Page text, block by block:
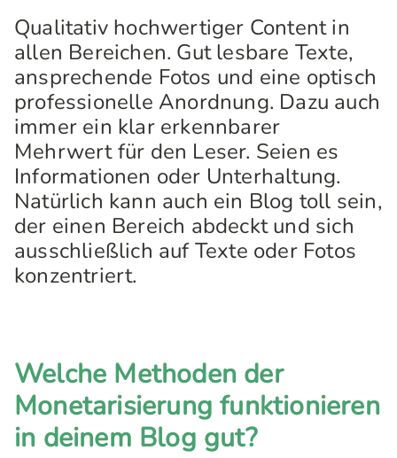
Qualitativ hochwertiger Content in
allen Bereichen. Gut lesbare Texte,
ansprechende Fotos und eine optisch
professionelle Anordnung. Dazu auch
immer ein klar erkennbarer
Mehrwert für den Leser. Seien es
Informationen oder Unterhaltung.
Natürlich kann auch ein Blog toll sein,
der einen Bereich abdeckt und sich
ausschließlich auf Texte oder Fotos
konzentriert.
Welche Methoden der
Monetarisierung funktionieren
in deinem Blog gut?